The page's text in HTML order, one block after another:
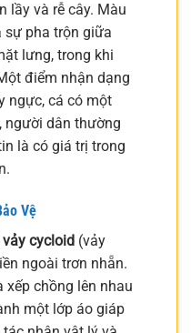
lầy và rễ cây. Màu
sự pha trộn giữa
lưng, trong khi
điểm nhận dạng
ngực, cá có một
người dân thường
là có giá trị trong
Vệ
vảy cycloid (vảy
ngoài trơn nhẵn.
xếp chồng lên nhau
một lớp áo giáp